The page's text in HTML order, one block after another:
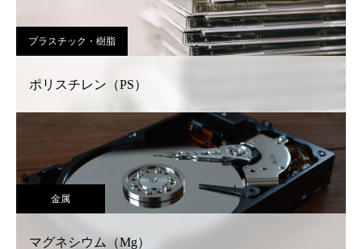
プラスチック・樹脂
ポリスチレン（PS）
金属
マグネシウム（Mg）